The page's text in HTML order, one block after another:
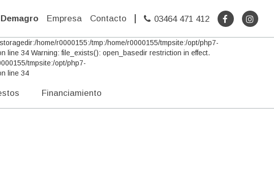
home/r0000155:/tmp:/home/r0000155/tmpsite:/opt/php7-
line 34 Warning: file_exists(): open_basedir restriction in effect.
tmpsite:/opt/php7-
line 34
Empresa Contacto 03464 471 412
Financiamiento